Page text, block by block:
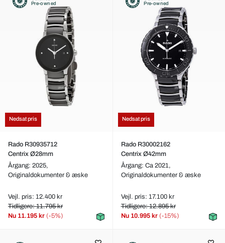
Pre-owned
Nedsat pris
Rado R30935712
Centrix Ø28mm
Årgang: 2025,
Originaldokumenter & æske
Vejl. pris: 12.400 kr
Tidligere: 11.795 kr
Nu 11.195 kr (-5%)
Pre-owned
Nedsat pris
Rado R30002162
Centrix Ø42mm
Årgang: Ca 2021,
Originaldokumenter & æske
Vejl. pris: 17.100 kr
Tidligere: 12.895 kr
Nu 10.995 kr (-15%)